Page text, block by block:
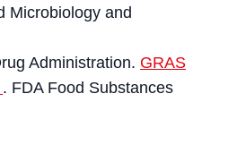
Microbiology and
Administration. GRAS
. FDA Food Substances